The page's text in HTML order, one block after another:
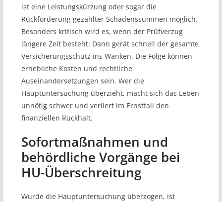
ist eine Leistungskürzung oder sogar die
Rückforderung gezahlter Schadenssummen möglich.
Besonders kritisch wird es, wenn der Prüfverzug
längere Zeit besteht: Dann gerät schnell der gesamte
Versicherungsschutz ins Wanken. Die Folge können
erhebliche Kosten und rechtliche
Auseinandersetzungen sein. Wer die
Hauptuntersuchung überzieht, macht sich das Leben
unnötig schwer und verliert im Ernstfall den
finanziellen Rückhalt.
Sofortmaßnahmen und
behördliche Vorgänge bei
HU-Überschreitung
Wurde die Hauptuntersuchung überzogen, ist